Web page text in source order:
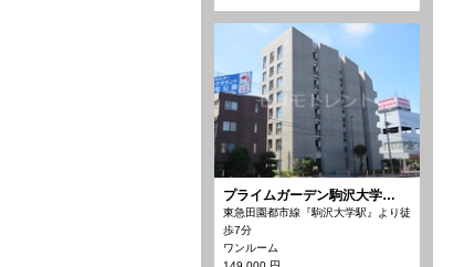
プライムガーデン駒沢大学…
東急田園都市線『駒沢大学駅』より徒
歩7分
ワンルーム